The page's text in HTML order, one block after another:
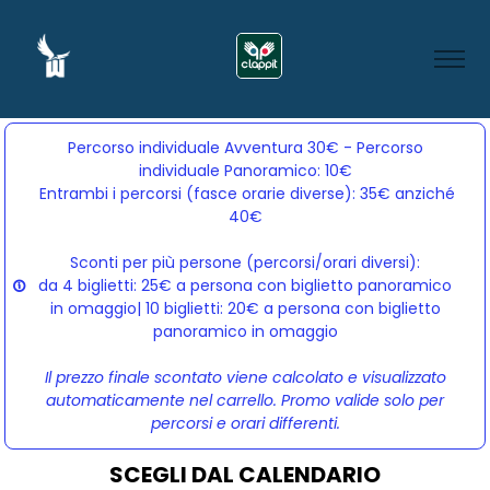
Percorso individuale Avventura 30€ - Percorso
individuale Panoramico: 10€
Entrambi i percorsi (fasce orarie diverse): 35€ anziché
40€
Sconti per più persone (percorsi/orari diversi):
da 4 biglietti: 25€ a persona con biglietto panoramico
in omaggio| 10 biglietti: 20€ a persona con biglietto
panoramico in omaggio
Il prezzo finale scontato viene calcolato e visualizzato
automaticamente nel carrello. Promo valide solo per
percorsi e orari differenti.
SCEGLI DAL CALENDARIO